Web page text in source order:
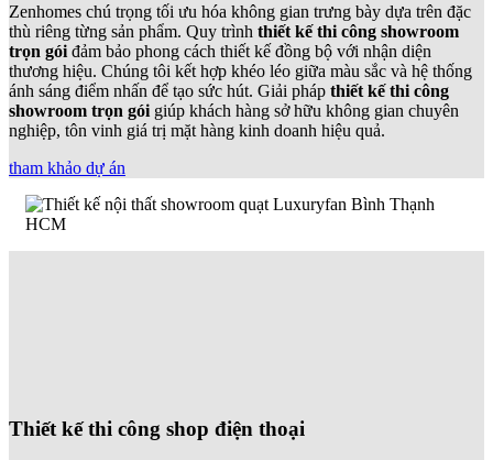
Zenhomes chú trọng tối ưu hóa không gian trưng bày dựa trên đặc
thù riêng từng sản phẩm. Quy trình thiết kế thi công showroom
trọn gói đảm bảo phong cách thiết kế đồng bộ với nhận diện
thương hiệu. Chúng tôi kết hợp khéo léo giữa màu sắc và hệ thống
ánh sáng điểm nhấn để tạo sức hút. Giải pháp thiết kế thi công
showroom trọn gói giúp khách hàng sở hữu không gian chuyên
nghiệp, tôn vinh giá trị mặt hàng kinh doanh hiệu quả.
tham khảo dự án
Thiết kế thi công shop điện thoại